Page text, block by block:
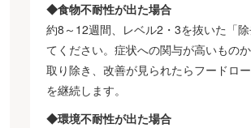
◆食物不耐性が出た場合
約8～12週間、レベル2・3を抜いた「除
てください。症状への関与が高いもの
取り除き、改善が見られたらフードロ
を継続します。
◆環境不耐性が出た場合